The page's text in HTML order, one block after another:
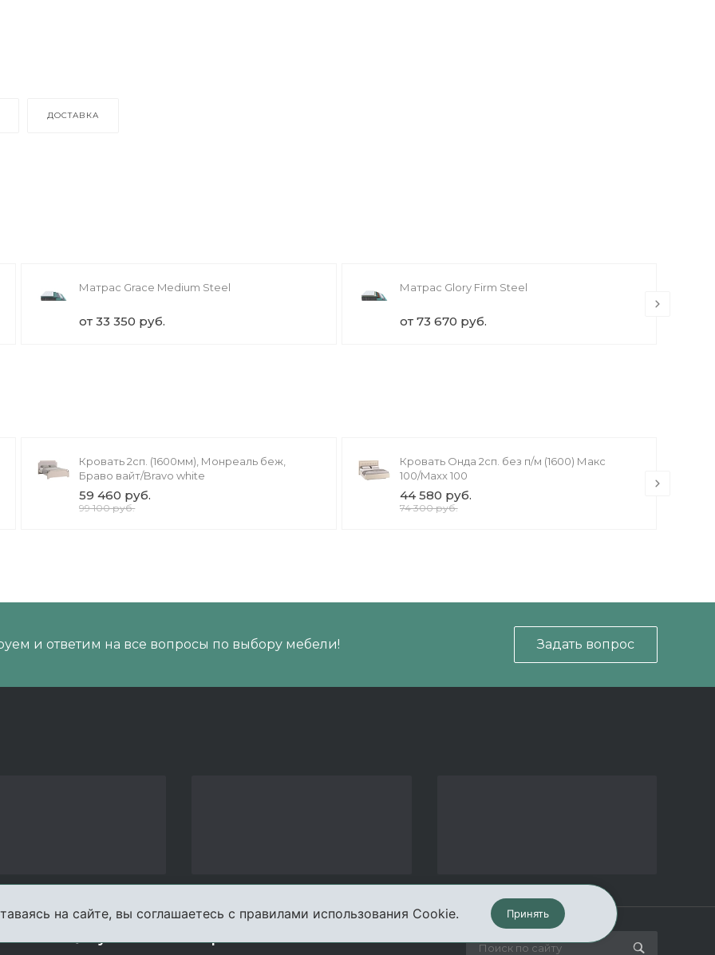
ДОСТАВКА
Матрас Grace Medium Steel
от 33 350 руб.
Матрас Glory Firm Steel
от 73 670 руб.
Кровать 2сп. (1600мм), Монреаль беж,
Браво вайт/Bravo white
59 460 руб.
99 100 руб.
Кровать Онда 2сп. без п/м (1600) Макс
100/Maxx 100
44 580 руб.
74 300 руб.
и ответим на все вопросы по выбору мебели! Задать вопрос
Услуги Карта сайта Контакты
на сайте, вы соглашаетесь с правилами использования Cookie. Принять